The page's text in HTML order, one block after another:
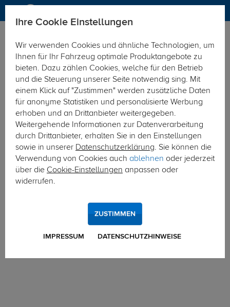
Hier geht's zur Fahrzeugübersicht: Ford Fusion
Ihre Cookie Einstellungen
Wir verwenden Cookies und ähnliche Technologien, um
Ihnen für Ihr Fahrzeug optimale Produktangebote zu
bieten. Dazu zählen Cookies, welche für den Betrieb
und die Steuerung unserer Seite notwendig sing. Mit
einem Klick auf "Zustimmen" werden zusätzliche Daten
für anonyme Statistiken und personalisierte Werbung
erhoben und an Drittanbieter weitergegeben.
Weitergehende Informationen zur Datenverarbeitung
durch Drittanbieter, erhalten Sie in den Einstellungen
sowie in unserer Datenschutzerklärung. Sie können die
Verwendung von Cookies auch ablehnen oder jederzeit
über die Cookie-Einstellungen anpassen oder
widerrufen.
IMPRESSUM DATENSCHUTZHINWEISE
ZUSTIMMEN